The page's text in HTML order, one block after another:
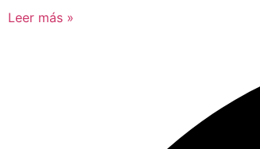
Leer más »